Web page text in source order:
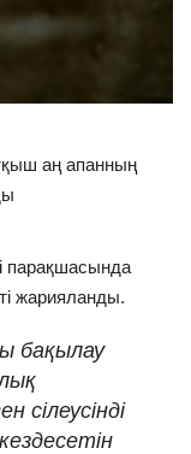
аң апанның
парақшасында
жарияланды.
бақылау
сілеусінді